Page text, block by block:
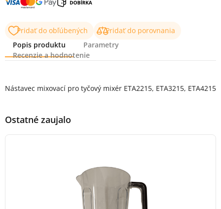
Pridať do obľúbených
Pridať do porovnania
Popis produktu
Parametry
Recenzie a hodnotenie
Nástavec mixovací pro tyčový mixér ETA2215, ETA3215, ETA4215
Ostatné zaujalo